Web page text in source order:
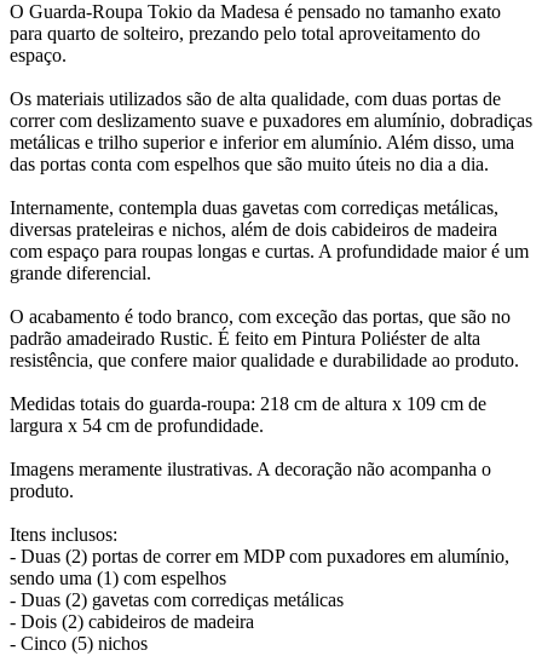
O Guarda-Roupa Tokio da Madesa é pensado no tamanho exato
para quarto de solteiro, prezando pelo total aproveitamento do
espaço.
Os materiais utilizados são de alta qualidade, com duas portas de
correr com deslizamento suave e puxadores em alumínio, dobradiças
metálicas e trilho superior e inferior em alumínio. Além disso, uma
das portas conta com espelhos que são muito úteis no dia a dia.
Internamente, contempla duas gavetas com corrediças metálicas,
diversas prateleiras e nichos, além de dois cabideiros de madeira
com espaço para roupas longas e curtas. A profundidade maior é um
grande diferencial.
O acabamento é todo branco, com exceção das portas, que são no
padrão amadeirado Rustic. É feito em Pintura Poliéster de alta
resistência, que confere maior qualidade e durabilidade ao produto.
Medidas totais do guarda-roupa: 218 cm de altura x 109 cm de
largura x 54 cm de profundidade.
Imagens meramente ilustrativas. A decoração não acompanha o
produto.
Itens inclusos:
- Duas (2) portas de correr em MDP com puxadores em alumínio,
sendo uma (1) com espelhos
- Duas (2) gavetas com corrediças metálicas
- Dois (2) cabideiros de madeira
- Cinco (5) nichos